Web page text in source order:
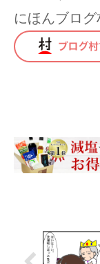
にほんブロ